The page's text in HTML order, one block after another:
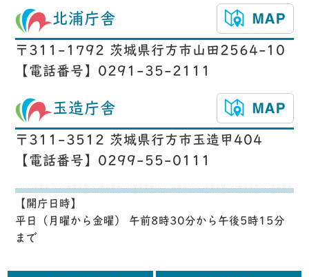
北浦庁舎
〒311-1792 茨城県行方市山田2564-10
【電話番号】0291-35-2111
玉造庁舎
〒311-3512 茨城県行方市玉造甲404
【電話番号】0299-55-0111
【開庁日時】
平日（月曜から金曜） 午前8時30分から午後5時15分
まで